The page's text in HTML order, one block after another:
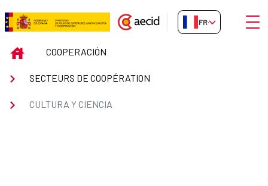
Saut au contenu principal
Cultura y ciencia
FR-FR
INICIOCOOPERACIÓN
SECTEURS DE COOPÉRATION
CULTURA Y CIENCIA